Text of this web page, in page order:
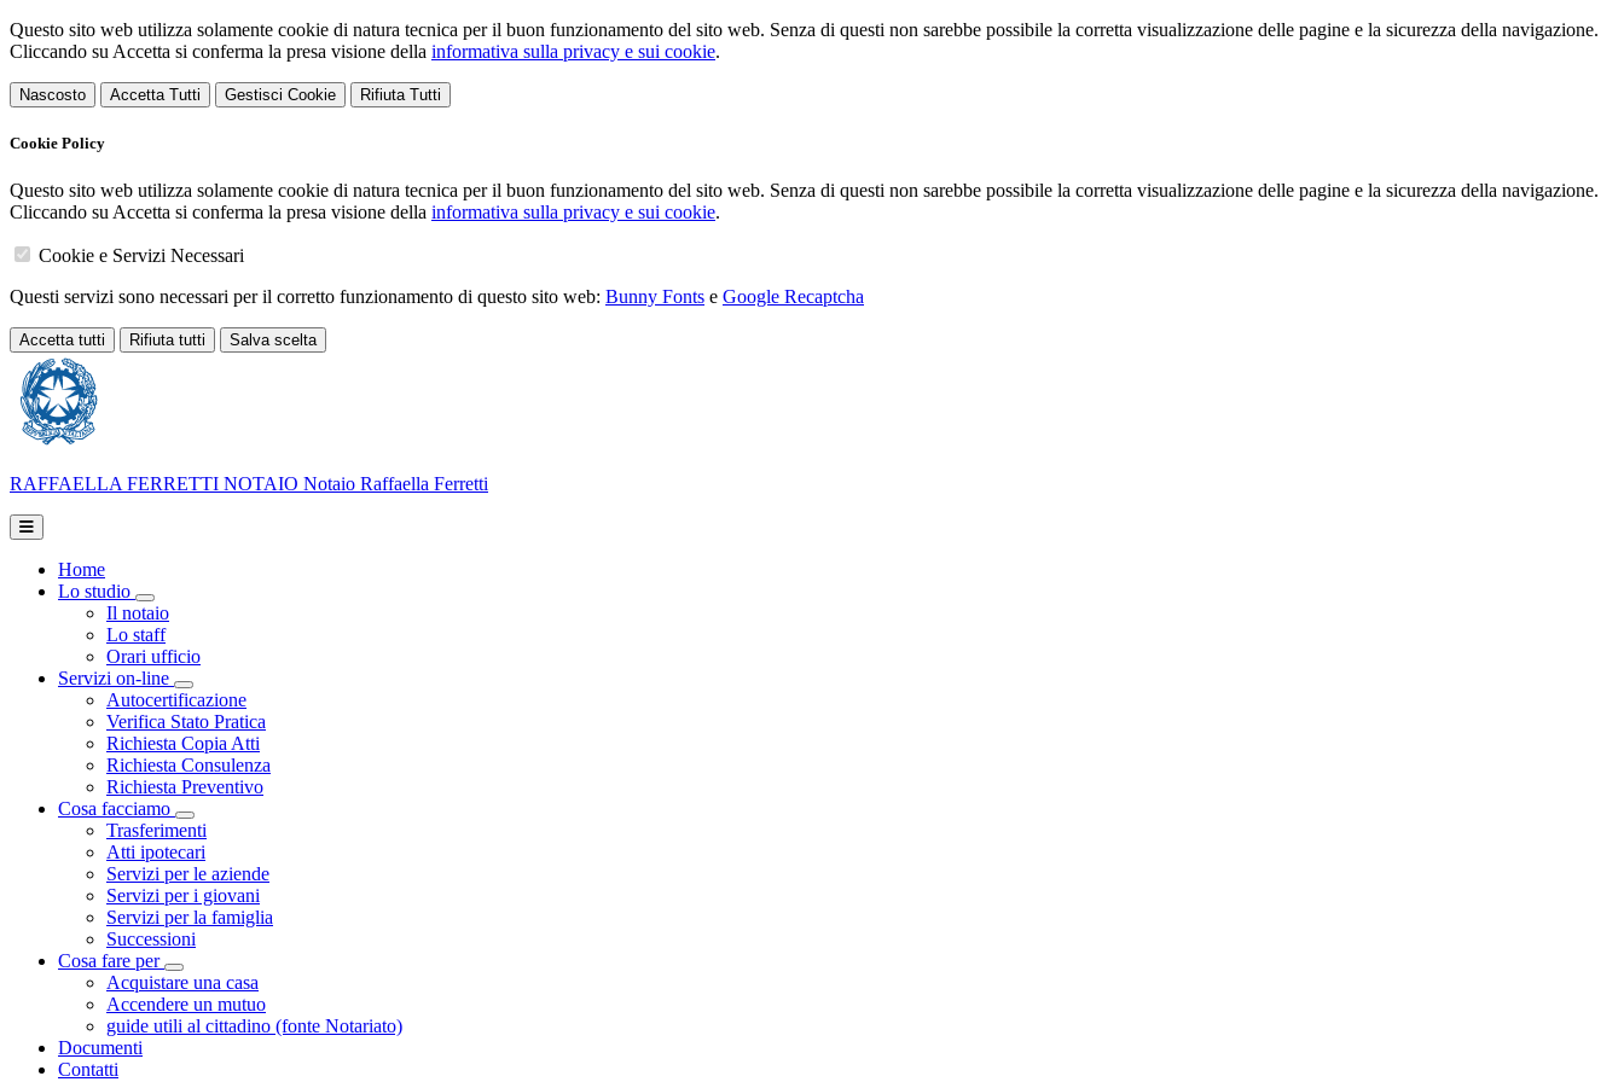
Questo sito web utilizza solamente cookie di natura tecnica per il buon funzionamento del sito web. Senza di questi non sarebbe possibile la corretta visualizzazione delle pagine e la sicurezza della navigazione.
Cliccando su Accetta si conferma la presa visione della informativa sulla privacy e sui cookie.
Nascosto Accetta Tutti Gestisci Cookie Rifiuta Tutti
Cookie Policy
Questo sito web utilizza solamente cookie di natura tecnica per il buon funzionamento del sito web. Senza di questi non sarebbe possibile la corretta visualizzazione delle pagine e la sicurezza della navigazione.
Cliccando su Accetta si conferma la presa visione della informativa sulla privacy e sui cookie.
Cookie e Servizi Necessari
Questi servizi sono necessari per il corretto funzionamento di questo sito web: Bunny Fonts e Google Recaptcha
Accetta tutti Rifiuta tutti Salva scelta
RAFFAELLA FERRETTI NOTAIO Notaio Raffaella Ferretti
Home
Lo studio
Toggle Dropdown
Il notaio
Lo staff
Orari ufficio
Servizi on-line
Toggle Dropdown
Autocertificazione
Verifica Stato Pratica
Richiesta Copia Atti
Richiesta Consulenza
Richiesta Preventivo
Cosa facciamo
Toggle Dropdown
Trasferimenti
Atti ipotecari
Servizi per le aziende
Servizi per i giovani
Servizi per la famiglia
Successioni
Cosa fare per
Toggle Dropdown
Acquistare una casa
Accendere un mutuo
guide utili al cittadino (fonte Notariato)
Documenti
Contatti